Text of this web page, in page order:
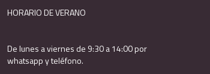
HORARIO DE VERANO
De lunes a viernes de 9:30 a 14:00 por
whatsapp y teléfono.